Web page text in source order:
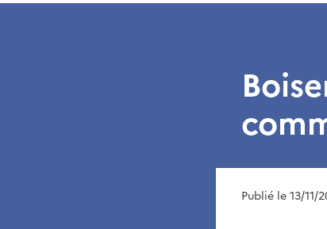
Publié le 13/11/